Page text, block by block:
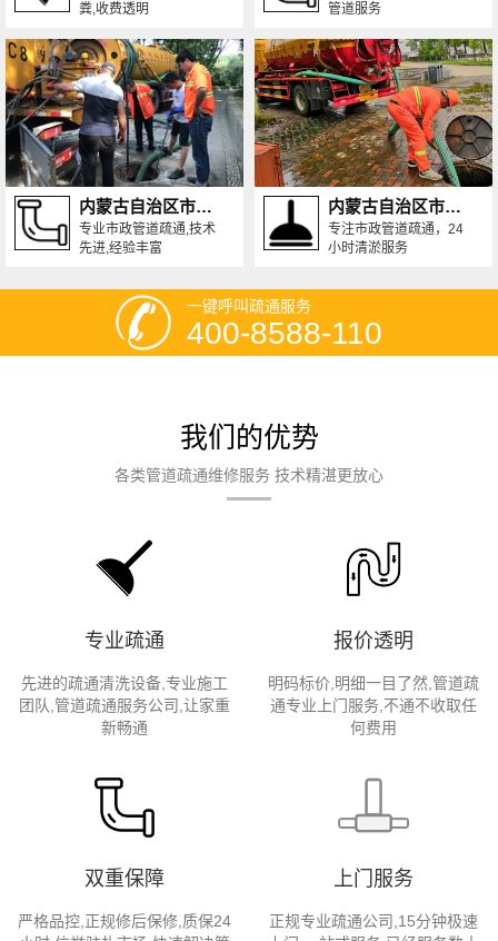
粪,收费透明
管道服务
内蒙古自治区市政管道疏通
专业市政管道疏通,技术
先进,经验丰富
内蒙古自治区市政管道清淤
专注市政管道疏通，24
小时清淤服务
一键呼叫疏通服务
400-8588-110
我们的优势
各类管道疏通维修服务 技术精湛更放心
专业疏通
先进的疏通清洗设备,专业施工
团队,管道疏通服务公司,让家重
新畅通
报价透明
明码标价,明细一目了然,管道疏
通专业上门服务,不通不收取任
何费用
双重保障
严格品控,正规修后保修,质保24
上门服务
正规专业疏通公司,15分钟极速